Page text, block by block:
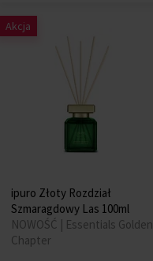
Akcja
ipuro Złoty Rozdział
Szmaragdowy Las 100ml
NOWOŚĆ | Essentials Golden
Chapter